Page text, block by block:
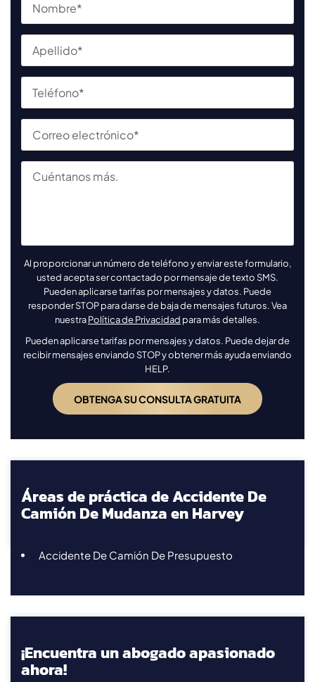
Al proporcionar un número de teléfono y enviar este formulario,
usted acepta ser contactado por mensaje de texto SMS.
Pueden aplicarse tarifas por mensajes y datos. Puede
responder STOP para darse de baja de mensajes futuros. Vea
nuestraPolítica de Privacidad para más detalles.
Pueden aplicarse tarifas por mensajes y datos. Puede dejar de
recibir mensajes enviando STOP y obtener más ayuda enviando
HELP.
Áreas de práctica de Accidente De
Camión De Mudanza en Harvey
Accidente De Camión De Presupuesto
¡Encuentra un abogado apasionado
ahora!